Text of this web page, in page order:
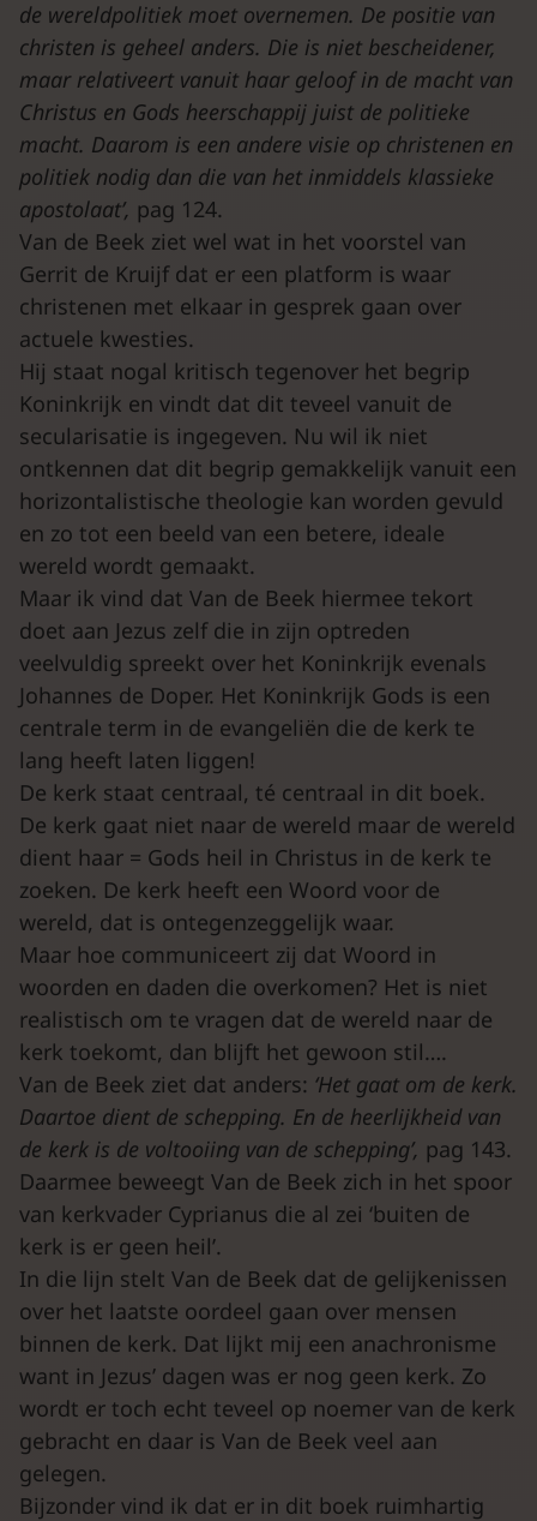
de wereldpolitiek moet overnemen. De positie van
christen is geheel anders. Die is niet bescheidener,
maar relativeert vanuit haar geloof in de macht van
Christus en Gods heerschappij juist de politieke
macht. Daarom is een andere visie op christenen en
politiek nodig dan die van het inmiddels klassieke
apostolaat’, pag 124.
Van de Beek ziet wel wat in het voorstel van
Gerrit de Kruijf dat er een platform is waar
christenen met elkaar in gesprek gaan over
actuele kwesties.
Hij staat nogal kritisch tegenover het begrip
Koninkrijk en vindt dat dit teveel vanuit de
secularisatie is ingegeven. Nu wil ik niet
ontkennen dat dit begrip gemakkelijk vanuit een
horizontalistische theologie kan worden gevuld
en zo tot een beeld van een betere, ideale
wereld wordt gemaakt.
Maar ik vind dat Van de Beek hiermee tekort
doet aan Jezus zelf die in zijn optreden
veelvuldig spreekt over het Koninkrijk evenals
Johannes de Doper. Het Koninkrijk Gods is een
centrale term in de evangeliën die de kerk te
lang heeft laten liggen!
De kerk staat centraal, té centraal in dit boek.
De kerk gaat niet naar de wereld maar de wereld
dient haar = Gods heil in Christus in de kerk te
zoeken. De kerk heeft een Woord voor de
wereld, dat is ontegenzeggelijk waar.
Maar hoe communiceert zij dat Woord in
woorden en daden die overkomen? Het is niet
realistisch om te vragen dat de wereld naar de
kerk toekomt, dan blijft het gewoon stil….
Van de Beek ziet dat anders: ‘Het gaat om de kerk.
Daartoe dient de schepping. En de heerlijkheid van
de kerk is de voltooiing van de schepping’, pag 143.
Daarmee beweegt Van de Beek zich in het spoor
van kerkvader Cyprianus die al zei ‘buiten de
kerk is er geen heil’.
In die lijn stelt Van de Beek dat de gelijkenissen
over het laatste oordeel gaan over mensen
binnen de kerk. Dat lijkt mij een anachronisme
want in Jezus’ dagen was er nog geen kerk. Zo
wordt er toch echt teveel op noemer van de kerk
gebracht en daar is Van de Beek veel aan
gelegen.
Bijzonder vind ik dat er in dit boek ruimhartig